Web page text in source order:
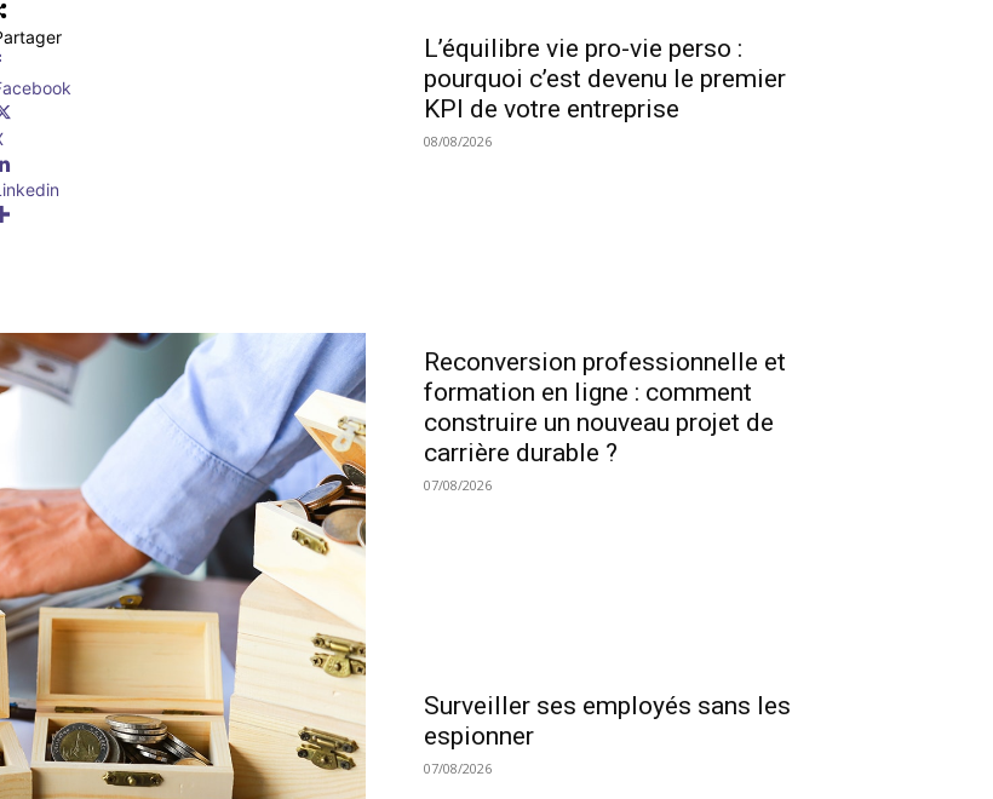
L’équilibre vie pro-vie perso :
pourquoi c’est devenu le premier
KPI de votre entreprise
08/08/2026
Reconversion professionnelle et
formation en ligne : comment
construire un nouveau projet de
carrière durable ?
07/08/2026
Surveiller ses employés sans les
espionner
07/08/2026